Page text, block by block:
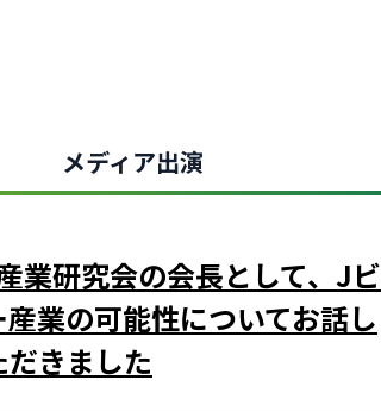
メディア出演
研究会の会長として、Jビ
業の可能性についてお話し
きました